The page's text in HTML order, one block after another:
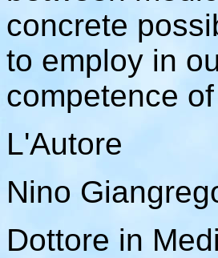
concrete
to employ in
competence
L'Autore
Nino
Dottore in